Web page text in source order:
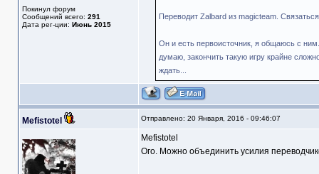
Покинул форум
Сообщений всего: 291
Дата рег-ции: Июнь 2015
Переводит Zalbard из magicteam.
Он и есть первоисточник, я общаюсь с
думаю, закончить такую игру крайне
ждать...
Mefistotel Отправлено: 20 Января, 2016 - 09:46:07
Mefistotel
Ого. Можно объединить усилия